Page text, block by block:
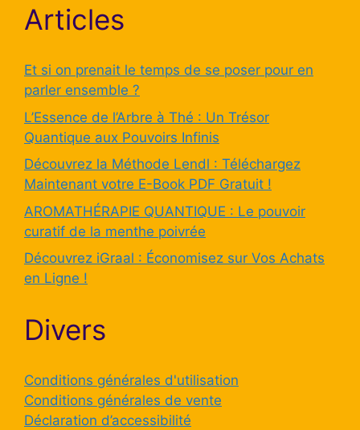
Articles
Et si on prenait le temps de se poser pour en
parler ensemble ?
L’Essence de l’Arbre à Thé : Un Trésor
Quantique aux Pouvoirs Infinis
Découvrez la Méthode Lendl : Téléchargez
Maintenant votre E-Book PDF Gratuit !
AROMATHÉRAPIE QUANTIQUE : Le pouvoir
curatif de la menthe poivrée
Découvrez iGraal : Économisez sur Vos Achats
en Ligne !
Divers
Conditions générales d'utilisation
Conditions générales de vente
Déclaration d’accessibilité